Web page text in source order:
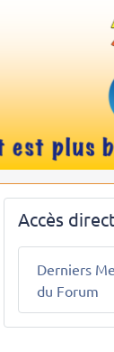
Accès
Derniers
du Forum